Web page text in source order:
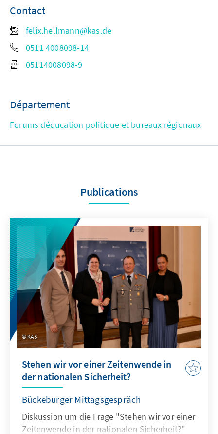
Contact
felix.hellmann@kas.de
0511 4008098-14
05114008098-9
Département
Forums déducation politique et bureaux régionaux
Publications
KAS
Stehen wir vor einer Zeitenwende in
der nationalen Sicherheit?
Bückeburger Mittagsgespräch
Diskussion um die Frage "Stehen wir vor einer
Zeitenwende in der nationalen Sicherheit?"